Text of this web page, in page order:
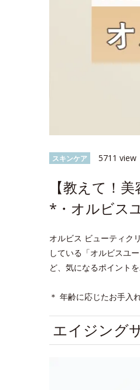
スキンケア 5711 view
【教えて！
*・オルビス
オルビス ビューティク
している「オルビスユ
ど、気になるポイント
＊ 年齢に応じたお手入
エイジング